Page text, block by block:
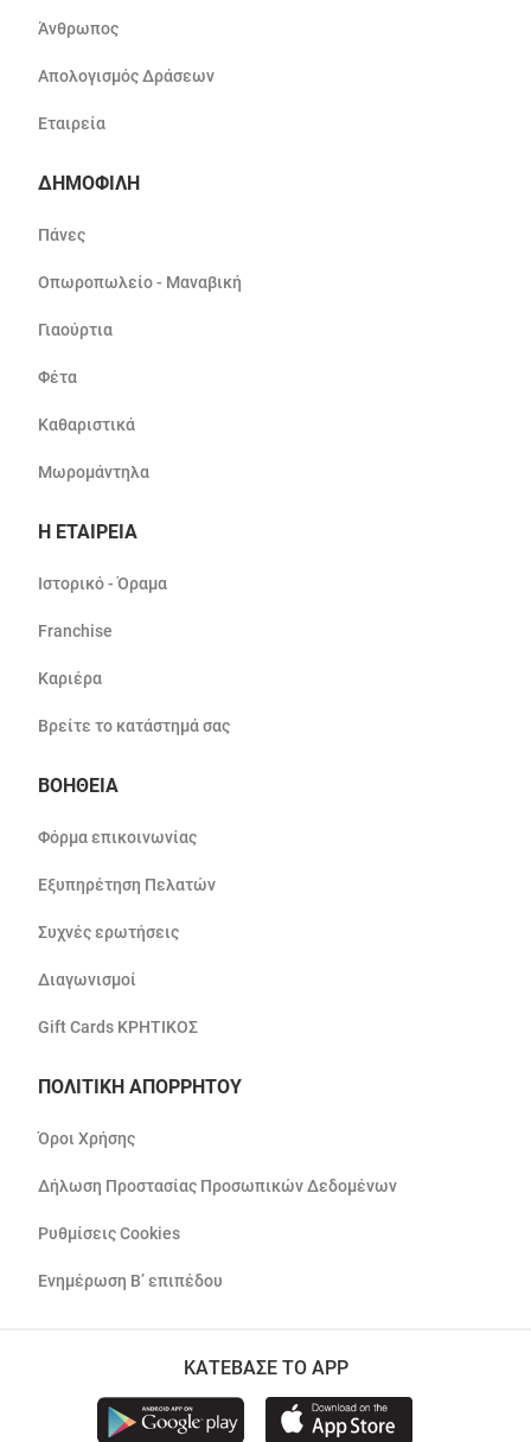
Άνθρωπος
Απολογισμός Δράσεων
Εταιρεία
ΔΗΜΟΦΙΛΗ
Πάνες
Οπωροπωλείο - Μαναβική
Γιαούρτια
Φέτα
Καθαριστικά
Μωρομάντηλα
Η ΕΤΑΙΡΕΙΑ
Ιστορικό - Όραμα
Franchise
Καριέρα
Βρείτε το κατάστημά σας
ΒΟΗΘΕΙΑ
Φόρμα επικοινωνίας
Εξυπηρέτηση Πελατών
Συχνές ερωτήσεις
Διαγωνισμοί
Gift Cards ΚΡΗΤΙΚΟΣ
ΠΟΛΙΤΙΚΗ ΑΠΟΡΡΗΤΟΥ
Όροι Χρήσης
Δήλωση Προστασίας Προσωπικών Δεδομένων
Ρυθμίσεις Cookies
Ενημέρωση Β’ επιπέδου
ΚΑΤΕΒΑΣΕ ΤΟ APP